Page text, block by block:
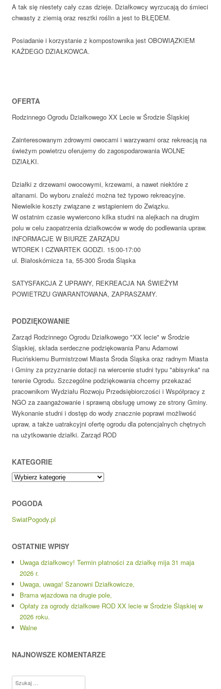
A tak się niestety cały czas dzieje. Działkowcy wyrzucają do śmieci
chwasty z ziemią oraz resztki roślin a jest to BŁĘDEM.
Posiadanie i korzystanie z kompostownika jest OBOWIĄZKIEM
KAŻDEGO DZIAŁKOWCA.
OFERTA
Rodzinnego Ogrodu Działkowego XX Lecie w Środzie Śląskiej
Zainteresowanym zdrowymi owocami i warzywami oraz rekreacją na
świeżym powietrzu oferujemy do zagospodarowania WOLNE
DZIAŁKI.
Działki z drzewami owocowymi, krzewami, a nawet niektóre z
altanami. Do wyboru znaleźć można też typowo rekreacyjne.
Niewielkie koszty związane z wstąpieniem do Związku.
W ostatnim czasie wywiercono kilka studni na alejkach na drugim
polu w celu zaopatrzenia działkowców w wodę do podlewania upraw.
INFORMACJE W BIURZE ZARZĄDU
WTOREK I CZWARTEK GODZI. 15:00-17:00
ul. Białoskórnicza 1a, 55-300 Środa Śląska
SATYSFAKCJA Z UPRAWY, REKREACJA NA ŚWIEŻYM
POWIETRZU GWARANTOWANA, ZAPRASZAMY.
PODZIĘKOWANIE
Zarząd Rodzinnego Ogrodu Działkowego "XX lecie" w Środzie
Śląskiej, składa serdeczne podziękowania Panu Adamowi
Rucińskiemu Burmistrzowi Miasta Środa Śląska oraz radnym Miasta
i Gminy za przyznanie dotacji na wiercenie studni typu "abisynka" na
terenie Ogrodu. Szczególne podziękowania chcemy przekazać
pracownikom Wydziału Rozwoju Przedsiębiorczości i Współpracy z
NGO za zaangażowanie i sprawną obsługę umowy ze strony Gminy.
Wykonanie studni i dostęp do wody znacznie poprawi możliwość
upraw, a także uatrakcyjni ofertę ogrodu dla potencjalnych chętnych
na użytkowanie działki. Zarząd ROD
KATEGORIE
Kategorie
POGODA
SwiatPogody.pl
OSTATNIE WPISY
Uwaga działkowcy! Termin płatności za działkę mija 31 maja
2026 r.
Uwaga, uwaga! Szanowni Działkowicze,
Brama wjazdowa na drugie pole,
Opłaty za ogrody działkowe ROD XX lecie w Środzie Śląskiej w
2026 roku.
Walne
NAJNOWSZE KOMENTARZE
Szukaj: